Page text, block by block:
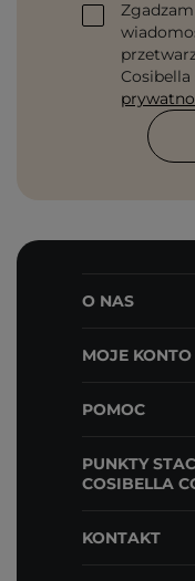
Cosibella
O NAS
MOJE KONTO
POMOC
PUNKTY
COSIBELLA
KONTAKT